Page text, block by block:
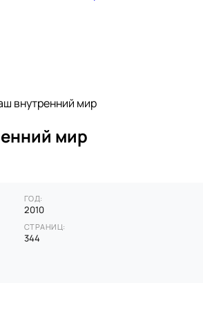
внутренний мир
мир
ГОД:
2010
СТРАНИЦ:
344